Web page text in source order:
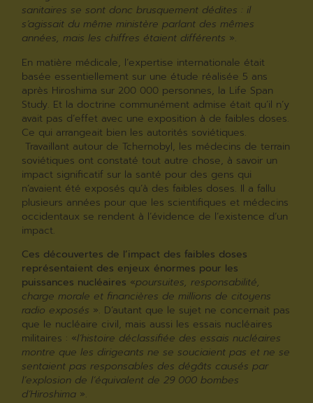
sanitaires se sont donc brusquement dédites : il
s’agissait du même ministère parlant des mêmes
années, mais les chiffres étaient différents ».
En matière médicale, l’expertise internationale était
basée essentiellement sur une étude réalisée 5 ans
après Hiroshima sur 200 000 personnes, la Life Span
Study. Et la doctrine communément admise était qu’il n’y
avait pas d’effet avec une exposition à de faibles doses.
Ce qui arrangeait bien les autorités soviétiques.
Travaillant autour de Tchernobyl, les médecins de terrain
soviétiques ont constaté tout autre chose, à savoir un
impact significatif sur la santé pour des gens qui
n’avaient été exposés qu’à des faibles doses. Il a fallu
plusieurs années pour que les scientifiques et médecins
occidentaux se rendent à l’évidence de l’existence d’un
impact.
Ces découvertes de l’impact des faibles doses
représentaient des enjeux énormes pour les
puissances nucléaires «poursuites, responsabilité,
charge morale et financières de millions de citoyens
radio exposés ». D’autant que le sujet ne concernait pas
que le nucléaire civil, mais aussi les essais nucléaires
militaires : «l’histoire déclassifiée des essais nucléaires
montre que les dirigeants ne se souciaient pas et ne se
sentaient pas responsables des dégâts causés par
l’explosion de l’équivalent de 29 000 bombes
d’Hiroshima ».